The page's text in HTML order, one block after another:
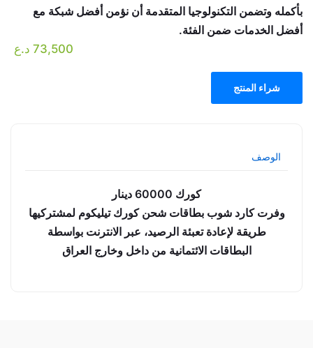
بأكمله وتضمن التكنولوجيا المتقدمة أن نؤمن أفضل شبكة مع
أفضل الخدمات ضمن الفئة.
73,500 د.ع
شراء المنتج
الوصف
كورك 60000 دينار
وفرت كارد شوب بطاقات شحن كورك تيليكوم لمشتركيها
طريقة لإعادة تعبئة الرصيد، عبر الانترنت بواسطة
البطاقات الائتمانية من داخل وخارج العراق